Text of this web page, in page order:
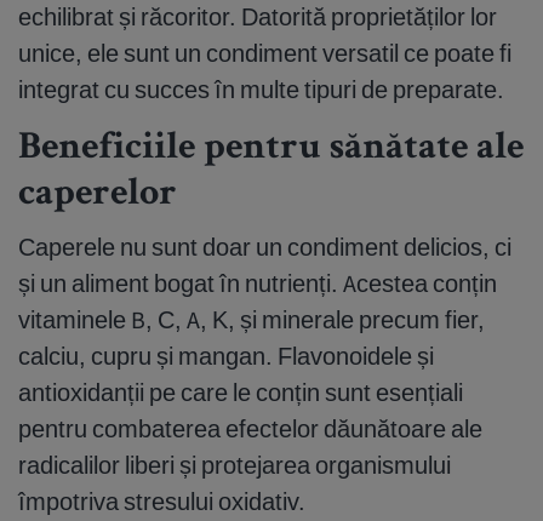
echilibrat și răcoritor. Datorită proprietăților lor
unice, ele sunt un condiment versatil ce poate fi
integrat cu succes în multe tipuri de preparate.
Beneficiile pentru sănătate ale
caperelor
Caperele nu sunt doar un condiment delicios, ci
și un aliment bogat în nutrienți. Acestea conțin
vitaminele B, C, A, K, și minerale precum fier,
calciu, cupru și mangan. Flavonoidele și
antioxidanții pe care le conțin sunt esențiali
pentru combaterea efectelor dăunătoare ale
radicalilor liberi și protejarea organismului
împotriva stresului oxidativ.